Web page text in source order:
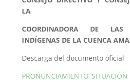
LA
COORDINADORA DE LAS
INDÍGENAS DE LA CUENCA
Descarga del documento oficial
PRONUNCIAMIENTO SITUACIÓN